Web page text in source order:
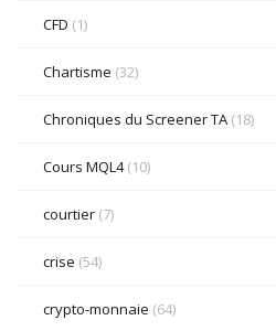
CFD (1)
Chartisme (32)
Chroniques du Screener TA (18)
Cours MQL4(10)
courtier (7)
crise (54)
crypto-monnaie (64)